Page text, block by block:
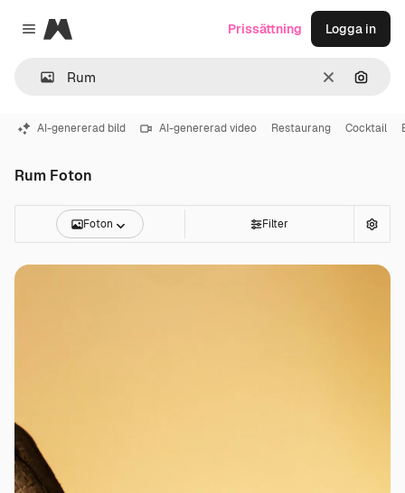
Close menu
Magnific
RensaSök
Prissättning Logga in
AI-genererad bild AI-genererad video Restaurang Cocktail
Rum Foton
Foton Filter